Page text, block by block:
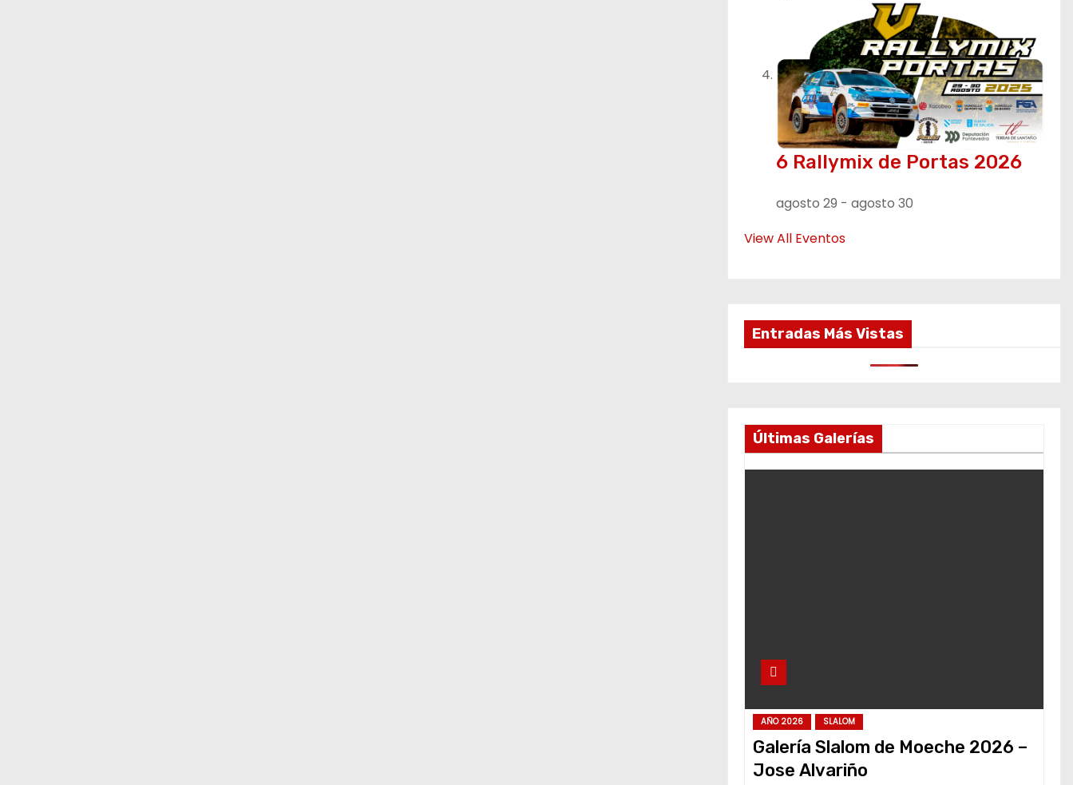
6 Rallymix de Portas 2026
agosto 29 - agosto 30
View All Eventos
Entradas Más Vistas
Últimas Galerías
AÑO 2026 SLALOM
Galería Slalom de Moeche 2026 –
Jose Alvariño